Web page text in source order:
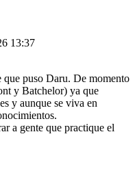
13:37
que puso Daru. De momento
y Batchelor) ya que
y aunque se viva en
a gente que practique el